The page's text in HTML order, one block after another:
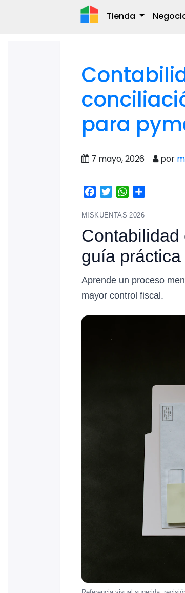
Tienda
para
7 mayo, 2026 por
Facebook
TwitterWhatsApp
MISKUENTAS 2026
Contabilidad
guía
Aprende un proceso
mayor control fiscal.